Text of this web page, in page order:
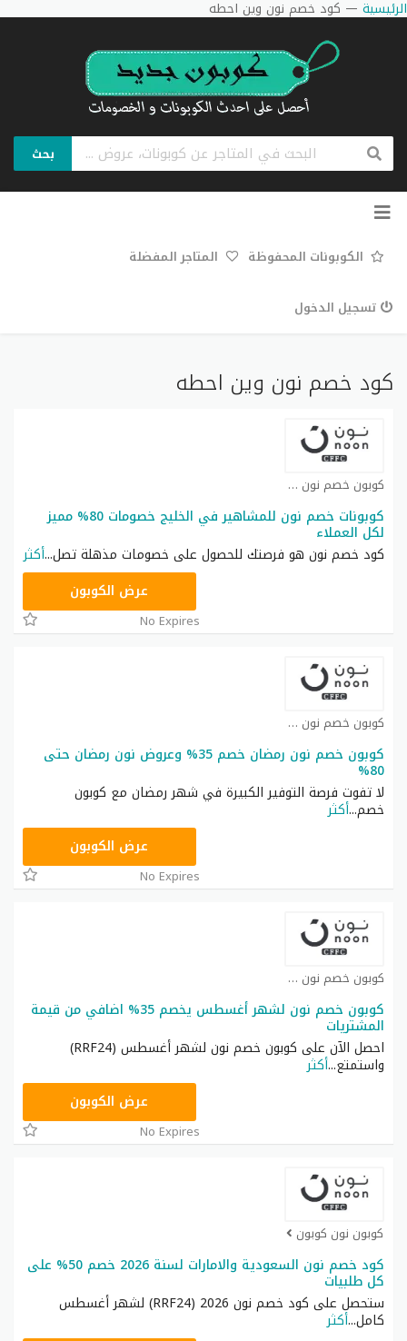
الرئيسية — كود خصم نون وين احطه
بحث
تخطي
الكوبونات المحفوظة المتاجر المفضلة
تسجيل الدخول
كود خصم نون وين احطه
كوبون خصم نون كوبون
كوبونات خصم نون للمشاهير في الخليج خصومات 80% مميز
لكل العملاء
كود خصم نون هو فرصتك للحصول على خصومات مذهلة تصل...أكثر
RRF24عرض الكوبون
No Expires
كوبون خصم نون كوبون
كوبون خصم نون رمضان خصم 35% وعروض نون رمضان حتى
80%
لا تفوت فرصة التوفير الكبيرة في شهر رمضان مع كوبون
خصم...أكثر
RRF24عرض الكوبون
No Expires
كوبون خصم نون كوبون
كوبون خصم نون لشهر أغسطس يخصم 35% اضافي من قيمة
المشتريات
احصل الآن على كوبون خصم نون لشهر أغسطس (RRF24)
واستمتع...أكثر
RRF24عرض الكوبون
No Expires
كوبون نون كوبون
كود خصم نون السعودية والامارات لسنة 2026 خصم 50% على
كل طلبيات
ستحصل على كود خصم نون 2026 (RRF24) لشهر أغسطس
كامل...أكثر